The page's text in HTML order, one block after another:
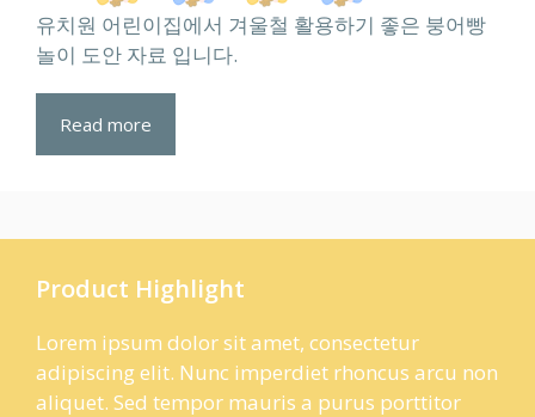
유치원 어린이집에서 겨울철 활용하기 좋은 붕어빵
놀이 도안 자료 입니다.
Read more
Product Highlight
Lorem ipsum dolor sit amet, consectetur
adipiscing elit. Nunc imperdiet rhoncus arcu non
aliquet. Sed tempor mauris a purus porttitor